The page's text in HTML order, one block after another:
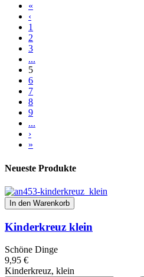
«
‹
1
2
3
...
5
6
7
8
9
...
›
»
Neueste Produkte
In den Warenkorb
Kinderkreuz klein
Schöne Dinge
9,95 €
Kinderkreuz, klein